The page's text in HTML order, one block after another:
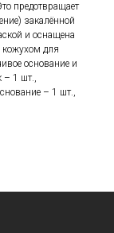
предотвращает
закалённой
и оснащена
для
основание и
– 1 шт.,
– 1 шт.,